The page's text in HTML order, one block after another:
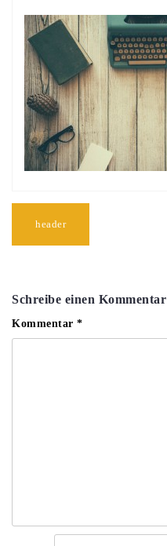
header
Schreibe einen Kommentar
Kommentar *